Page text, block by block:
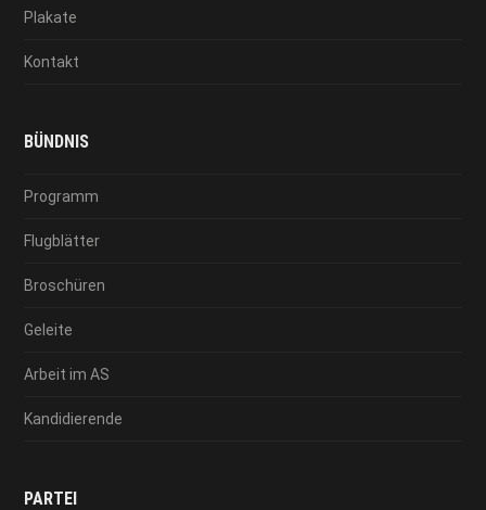
Plakate
Kontakt
BÜNDNIS
Programm
Flugblätter
Broschüren
Geleite
Arbeit im AS
Kandidierende
PARTEI